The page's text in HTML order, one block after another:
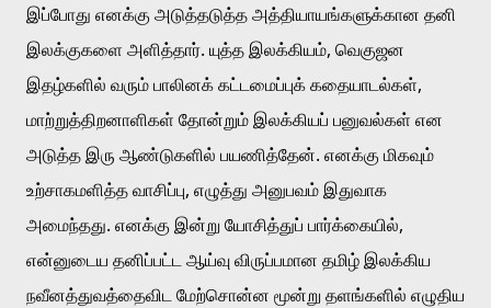
இப்போது எனக்கு அடுத்தடுத்த அத்தியாயங்களுக்கான தனி
இலக்குகளை அளித்தார். யுத்த இலக்கியம், வெகுஜன
இதழ்களில் வரும் பாலினக் கட்டமைப்புக் கதையாடல்கள்,
மாற்றுத்திறனாளிகள் தோன்றும் இலக்கியப் பனுவல்கள் என
அடுத்த இரு ஆண்டுகளில் பயணித்தேன். எனக்கு மிகவும்
உற்சாகமளித்த வாசிப்பு, எழுத்து அனுபவம் இதுவாக
அமைந்தது. எனக்கு இன்று யோசித்துப் பார்க்கையில்,
என்னுடைய தனிப்பட்ட ஆய்வு விருப்பமான தமிழ் இலக்கிய
நவீனத்துவத்தைவிட மேற்சொன்ன மூன்று தளங்களில் எழுதிய